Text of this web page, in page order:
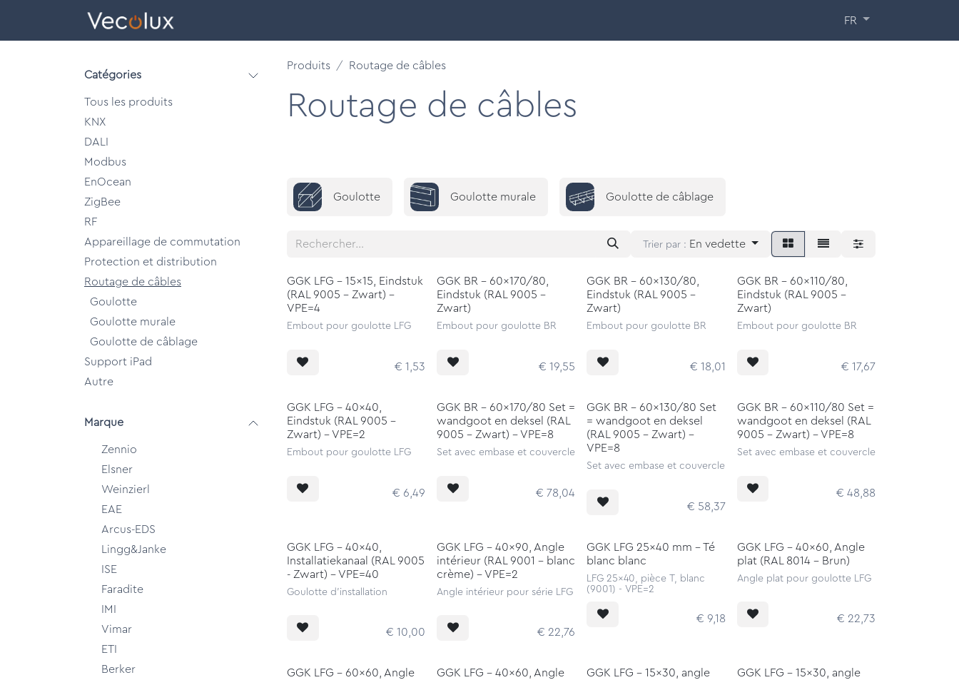
Contact
FR
Catégories
Tous les produits
KNX
DALI
Modbus
EnOcean
ZigBee
RF
Appareillage de commutation
Protection et distribution
Routage de câbles
Goulotte
Goulotte murale
Goulotte de câblage
Support iPad
Autre
Marque
Zennio
Elsner
Weinzierl
EAE
Arcus-EDS
Lingg&Janke
ISE
Faradite
IMI
Vimar
ETI
Berker
Produits Routage de câbles
Routage de câbles
Goulotte Goulotte murale Goulotte de câblage
Trier par : En vedette
GGK LFG - 15x15, Eindstuk
(RAL 9005 - Zwart) -
VPE=4
Embout pour goulotte LFG
€1,53
GGK BR - 60x170/80,
Eindstuk (RAL 9005 -
Zwart)
Embout pour goulotte BR
€19,55
GGK BR - 60x130/80,
Eindstuk (RAL 9005 -
Zwart)
Embout pour goulotte BR
€ 18,01
GGK BR - 60x110/80,
Eindstuk (RAL 9005 -
Zwart)
Embout pour goulotte BR
€ 17,67
GGK LFG - 40x40,
Eindstuk (RAL 9005 -
Zwart) - VPE=2
Embout pour goulotte LFG
€ 6,49
GGK BR - 60x170/80 Set =
wandgoot en deksel (RAL
9005 - Zwart) - VPE=8
Set avec embase et couvercle
€78,04
GGK BR - 60x130/80 Set
= wandgoot en deksel
(RAL 9005 - Zwart) -
VPE=8
Set avec embase et couvercle
€ 58,37
GGK BR - 60x110/80 Set =
wandgoot en deksel (RAL
9005 - Zwart) - VPE=8
Set avec embase et couvercle
€ 48,88
GGK LFG - 40x40,
Installatiekanaal (RAL 9005
- Zwart) - VPE=40
Goulotte d'installation
€10,00
GGK LFG - 40x90, Angle
intérieur (RAL 9001 - blanc
crème) - VPE=2
Angle intérieur pour série LFG
€ 22,76
GGK LFG 25x40 mm - Té
blanc blanc
LFG 25x40, pièce T, blanc
(9001) - VPE=2
€ 9,18
GGK LFG - 40x60, Angle
plat (RAL 8014 - Brun)
Angle plat pour goulotte LFG
€ 22,73
GGK LFG - 60x60, Angle
GGK LFG - 40x60, Angle
GGK LFG - 15x30, angle
GGK LFG - 15x30, angle